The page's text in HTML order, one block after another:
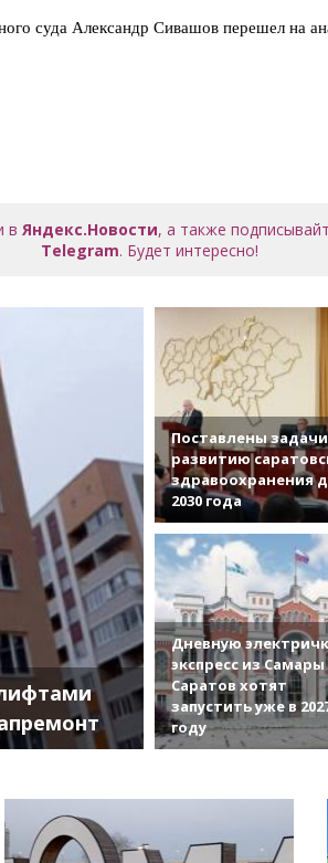
суда Александр Сивашов перешел на
вЯндекс.Новости, а также
Telegram. Будет интересно!
Поставлены
развитию
здравоохранения
2030 года
Дневную
экспресс из Самары
Саратов хотят
запустить уже в
году